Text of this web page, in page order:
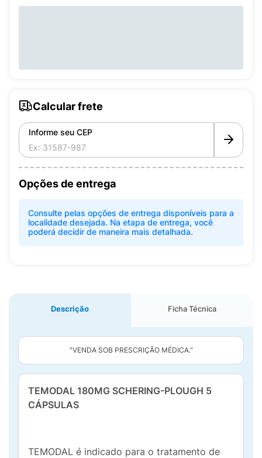
Calcular frete
Informe seu CEP
Opções de entrega
Consulte pelas opções de entrega disponíveis para a
localidade desejada. Na etapa de entrega, você
poderá decidir de maneira mais detalhada.
Descrição Ficha Técnica
"VENDA SOB PRESCRIÇÃO MÉDICA."
TEMODAL 180MG SCHERING-PLOUGH 5
CÁPSULAS
TEMODAL é indicado para o tratamento de